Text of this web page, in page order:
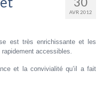
AVR 2012
est très enrichissante et les
accessibles.
et la convivialité qu’il a fait